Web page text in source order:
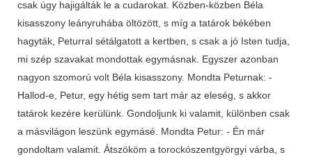
csak úgy hajigálták le a cudarokat. Közben-közben Béla
kisasszony leányruhába öltözött, s míg a tatárok békében
hagyták, Peturral sétálgatott a kertben, s csak a jó Isten tudja,
mi szép szavakat mondottak egymásnak. Egyszer azonban
nagyon szomorú volt Béla kisasszony. Mondta Peturnak: -
Hallod-e, Petur, egy hétig sem tart már az eleség, s akkor
tatárok kezére kerülünk. Gondoljunk ki valamit, különben csak
a másvilágon leszünk egymásé. Mondta Petur: - Én már
gondoltam valamit. Átszököm a torockószentgyörgyi várba, s